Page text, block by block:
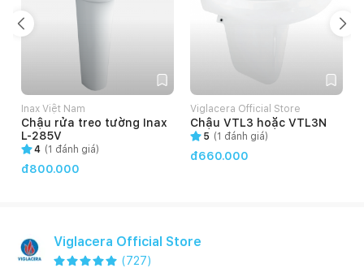
Inax Việt Nam
Chậu rửa treo tường Inax
L-285V
4 (1 đánh giá)
đ800.000
Viglacera Official Store
Chậu VTL3 hoặc VTL3N
5 (1 đánh giá)
đ660.000
Viglacera Official Store
(727)